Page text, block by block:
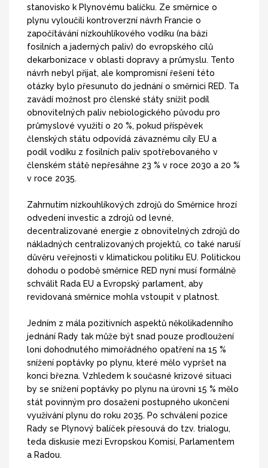
stanovisko k Plynovému balíčku. Ze směrnice o
plynu vyloučili kontroverzní návrh Francie o
započítávání nízkouhlíkového vodíku (na bázi
fosilních a jaderných paliv) do evropského cílů
dekarbonizace v oblasti dopravy a průmyslu. Tento
návrh nebyl přijat, ale kompromisní řešení této
otázky bylo přesunuto do jednání o směrnici RED. Ta
zavádí možnost pro členské státy snížit podíl
obnovitelných paliv nebiologického původu pro
průmyslové využití o 20 %, pokud příspěvek
členských státu odpovídá závaznému cíly EU a
podíl vodíku z fosilních paliv spotřebovaného v
členském státě nepřesáhne 23 % v roce 2030 a 20 %
v roce 2035.
Zahrnutím nízkouhlíkových zdrojů do Směrnice hrozí
odvedení investic a zdrojů od levné,
decentralizované energie z obnovitelných zdrojů do
nákladných centralizovaných projektů, co také naruší
důvěru veřejnosti v klimatickou politiku EU. Politickou
dohodu o podobě směrnice RED nyní musí formálně
schválit Rada EU a Evropský parlament, aby
revidovaná směrnice mohla vstoupit v platnost.
Jedním z mála pozitivních aspektů několikadenního
jednání Rady tak může být snad pouze prodloužení
loni dohodnutého mimořádného opatření na 15 %
snížení poptávky po plynu, které mělo vypršet na
konci března. Vzhledem k současné krizové situaci
by se snížení poptávky po plynu na úrovni 15 % mělo
stát povinným pro dosažení postupného ukončení
využívání plynu do roku 2035. Po schválení pozice
Rady se Plynový balíček přesouvá do tzv. trialogu,
teda diskusie mezi Evropskou Komisí, Parlamentem
a Radou.